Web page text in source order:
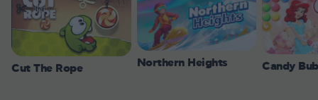
Cut The Rope Northern Heights Candy